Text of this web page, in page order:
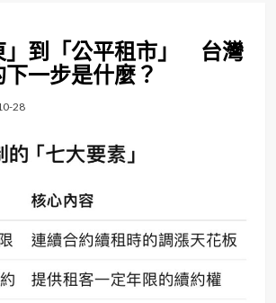
」到「公平租市」 台灣
一步是什麼？
28